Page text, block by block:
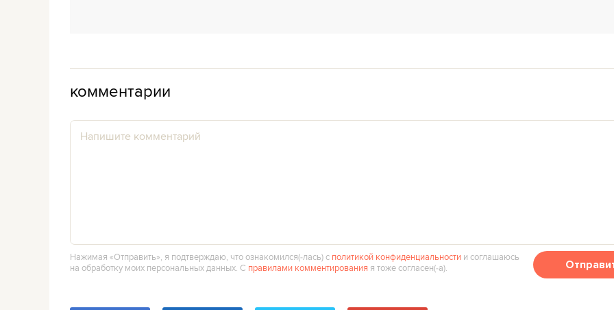
комментарии
Нажимая «Отправить», я подтверждаю, что ознакомился(‑лась) с политикой конфиденциальности и соглашаюсь
на обработку моих персональных данных. С правилами комментирования я тоже согласен(‑а).